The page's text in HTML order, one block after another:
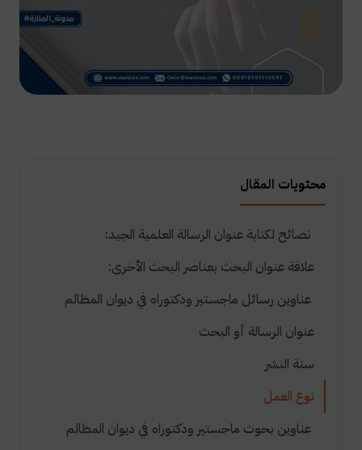
محتويات المقال
نصائح لكتابة عنوان الرسالة العلمية الجيد:
علاقة عنوان البحث بعناصر البحث الأخرى:
عناوين رسائل ماجستير ودكتوراه في ديوان المظالم
عنوان الرسالة أو البحث
سنة النشر
نوع العمل
عناوين بحوث ماجستير ودكتوراه في ديوان المظالم